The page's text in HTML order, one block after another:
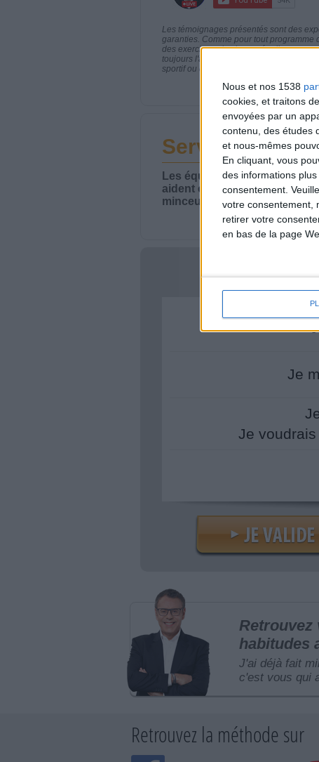
Nous et nos 1538
cookies, et traitons
envoyées par un
contenu, des études
et nous-mêmes
En cliquant, vous
des informations
consentement.
votre consentement,
retirer votre
en bas de la page
Les témoignages présentés sont des
garanties. Comme pour tout
des exercices physiques réguliers sont
toujours l'avis de votre médecin traitant
sportif ou de modifier vos habitudes
Service-client
Les équipes du Service-
aident chaque semaine à
minceur.
Votre
Je
Je
Retrouvez
habitudes
J'ai déjà fait
c'est vous qui
Retrouvez la méthode sur